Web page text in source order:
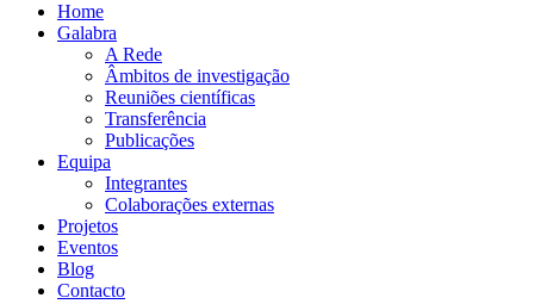
Home
Galabra
A Rede
Âmbitos de investigação
Reuniões científicas
Transferência
Publicações
Equipa
Integrantes
Colaborações externas
Projetos
Eventos
Blog
Contacto